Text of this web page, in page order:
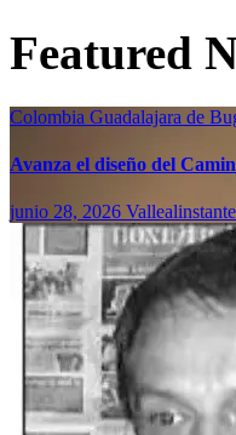
Featured
Colombia Guadalajara de
Avanza el diseño del
junio 28, 2026 Vallealinstante